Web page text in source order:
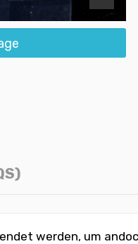
werden, um